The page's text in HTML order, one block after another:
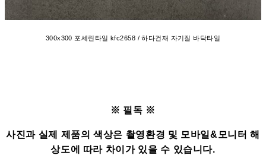
300x300 포세린타일 kfc2658 / 하다건재 자기질 바닥타일
※ 필독 ※
사진과 실제 제품의 색상은 촬영환경 및 모바일&모니터 해
상도에 따라 차이가 있을 수 있습니다.